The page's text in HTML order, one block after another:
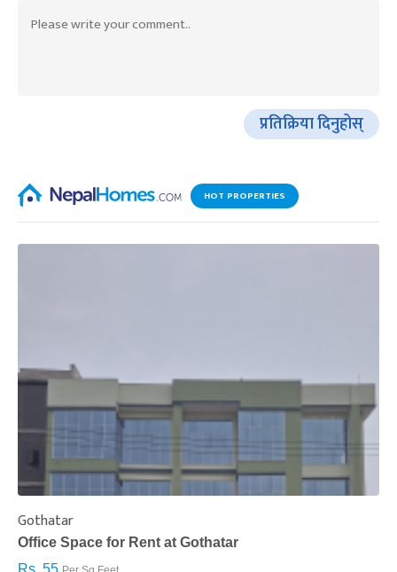
प्रतिक्रिया दिनुहोस्
HOT PROPERTIES
Gothatar
Office Space for Rent at Gothatar